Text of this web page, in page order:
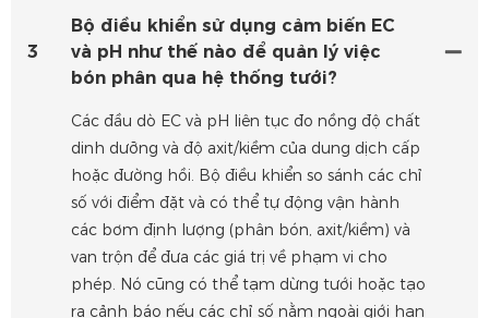
3
Bộ điều khiển sử dụng cảm biến EC
và pH như thế nào để quản lý việc
bón phân qua hệ thống tưới?
Các đầu dò EC và pH liên tục đo nồng độ chất
dinh dưỡng và độ axit/kiềm của dung dịch cấp
hoặc đường hồi. Bộ điều khiển so sánh các chỉ
số với điểm đặt và có thể tự động vận hành
các bơm định lượng (phân bón, axit/kiềm) và
van trộn để đưa các giá trị về phạm vi cho
phép. Nó cũng có thể tạm dừng tưới hoặc tạo
ra cảnh báo nếu các chỉ số nằm ngoài giới hạn